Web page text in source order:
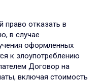
право отказать в
в случае
оформленных
к злоупотреблению
Договор на
включая стоимость